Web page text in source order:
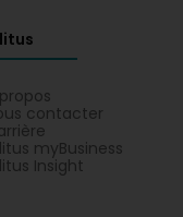
contacter
myBusiness
Insight